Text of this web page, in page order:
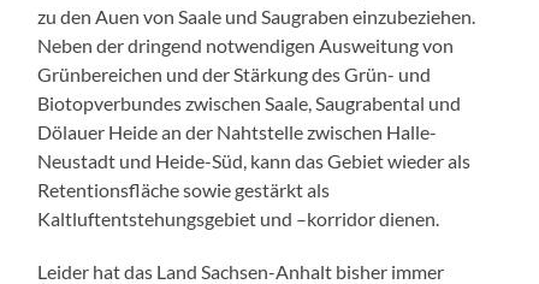
zu den Auen von Saale und Saugraben einzubeziehen.
Neben der dringend notwendigen Ausweitung von
Grünbereichen und der Stärkung des Grün- und
Biotopverbundes zwischen Saale, Saugrabental und
Dölauer Heide an der Nahtstelle zwischen Halle-
Neustadt und Heide-Süd, kann das Gebiet wieder als
Retentionsfläche sowie gestärkt als
Kaltluftentstehungsgebiet und –korridor dienen.
Leider hat das Land Sachsen-Anhalt bisher immer